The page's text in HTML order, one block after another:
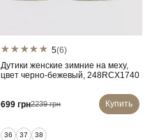
5(6)
Дутики женские зимние на меху,
цвет черно-бежевый, 248RCX1740
699 грн2239 грн Купить
36 37 38